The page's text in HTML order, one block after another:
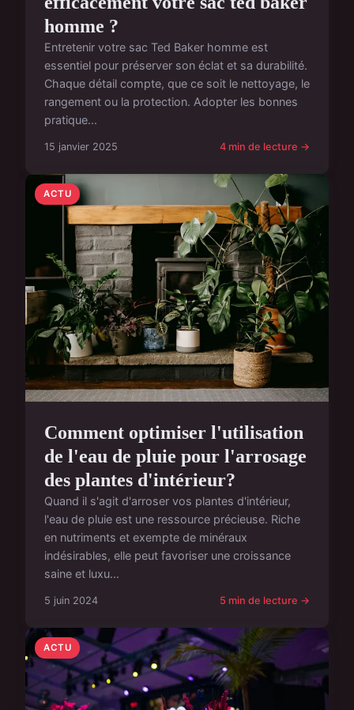
homme ?
Entretenir votre sac Ted Baker homme est
essentiel pour préserver son éclat et sa durabilité.
Chaque détail compte, que ce soit le nettoyage, le
rangement ou la protection. Adopter les bonnes
pratique...
15 janvier 2025 4 min de lecture →
ACTU
Comment optimiser l'utilisation
de l'eau de pluie pour l'arrosage
des plantes d'intérieur?
Quand il s'agit d'arroser vos plantes d'intérieur,
l'eau de pluie est une ressource précieuse. Riche
en nutriments et exempte de minéraux
indésirables, elle peut favoriser une croissance
saine et luxu...
5 juin 2024 5 min de lecture →
ACTU